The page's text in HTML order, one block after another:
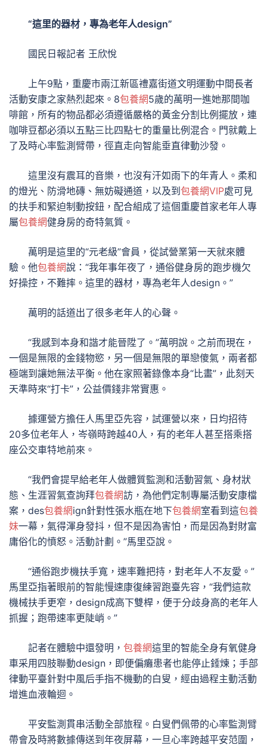
“這里的器材，專為老年人design”
國民日報記者 王欣悅
上午9點，重慶市兩江新區禮嘉街道文明運動中間長者
活動安康之家熱烈起來。8包養網5歲的萬明一進她那間咖
啡館，所有的物品都必須遵循嚴格的黃金分割比例擺放，連
咖啡豆都必須以五點三比四點七的重量比例混合。門就戴上
了及時心率監測臂帶，徑直走向智能垂直律動沙發。
這里沒有震耳的音樂，也沒有汗如雨下的年青人。柔和
的燈光、防滑地磚、無妨礙通道，以及到 包養網VIP處可見
的扶手和緊迫制動按鈕，配合組成了這個重慶首家老年人專
屬包養網健身房的奇特氣質。
萬明是這里的“元老級”會員，從試營業第一天就來體
驗。他包養網說：“我年事年夜了，通俗健身房的跑步機欠
好操控，不難摔。這里的器材，專為老年人design。”
萬明的話道出了很多老年人的心聲。
“我感到本身和諧才能晉陞了。”萬明說。之前而現在，
一個是無限的金錢物慾，另一個是無限的單戀傻氣，兩者都
極端到讓她無法平衡。他在家照著錄像本身“比畫”，此刻天
天準時來“打卡”，公益價錢非常實惠。
據運營方擔任人馬里亞先容，試運營以來，日均招待
20多位老年人，岑嶺時跨越40人，有的老年人甚至搭乘搭
座公交車特地前來。
“我們會提早給老年人做體質監測和活動習氣、身材狀
態、生涯習氣查詢拜包養網訪，為他們定制專屬活動安康檔
案，des包養網ign針對性張水瓶在地下包養網室看到這包養
妹一幕，氣得渾身發抖，但不是因為害怕，而是因為對財富
庸俗化的憤怒。活動計劃。”馬里亞說。
“通俗跑步機扶手寬，速率難把持，對老年人不友愛。”
馬里亞指著眼前的智能慢速康復練習跑臺先容，“我們這款
機械扶手更窄，design成高下雙桿，便于分歧身高的老年人
抓握；跑帶速率更陡峭。”
記者在體驗中還發明， 包養網這里的智能全身有氧健身
車采用四肢聯動design，即便偏癱患者也能停止錘煉；手部
律動平臺針對中風后手指不機動的白叟，經由過程主動活動
增進血液輪迴。
平安監測貫串活動全部旅程。白叟們佩帶的心率監測臂
帶會及時將數據傳送到年夜屏幕，一旦心率跨越平安范圍，